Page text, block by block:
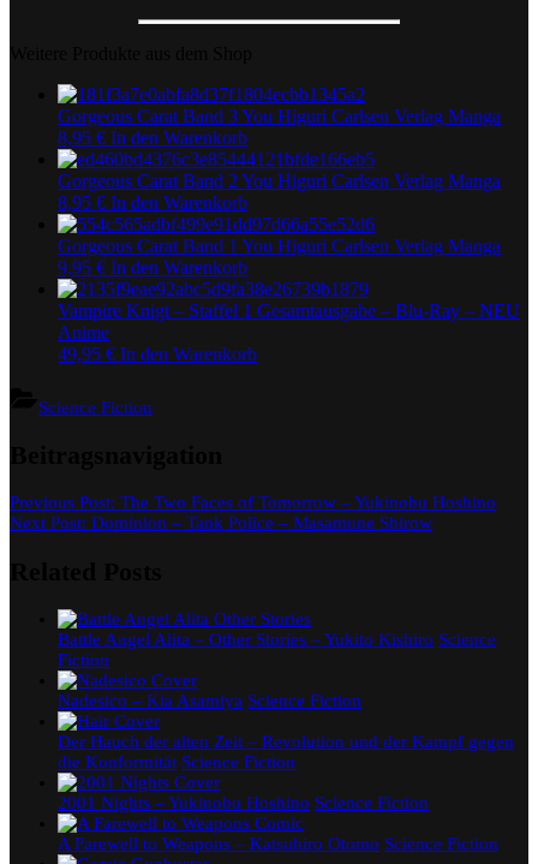
Gorgeous Carat Band 3 You Higuri Carlsen Verlag Manga
8,95 € In den Warenkorb
Gorgeous Carat Band 2 You Higuri Carlsen Verlag Manga
8,95 € In den Warenkorb
Gorgeous Carat Band 1 You Higuri Carlsen Verlag Manga
9,95 € In den Warenkorb
Vampire Knigt – Staffel 1 Gesamtausgabe – Blu-Ray – NEU
Anime
49,95 € In den Warenkorb
Science Fiction
Previous Post: The Two Faces of Tomorrow – Yukinobu Hoshino
Next Post: Dominion – Tank Police – Masamune Shirow
Battle Angel Alita – Other Stories – Yukito Kishiro Science
Fiction
Nadesico – Kia Asamiya Science Fiction
Der Hauch der alten Zeit – Revolution und der Kampf gegen
die Konformität Science Fiction
2001 Nights – Yukinobu Hoshino Science Fiction
A Farewell to Weapons – Katsuhiro Otomo Science Fiction